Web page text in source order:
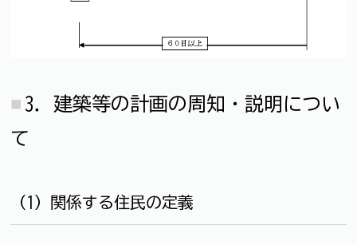
3．建築等の計画の周知・説明につい
て
（1）関係する住民の定義